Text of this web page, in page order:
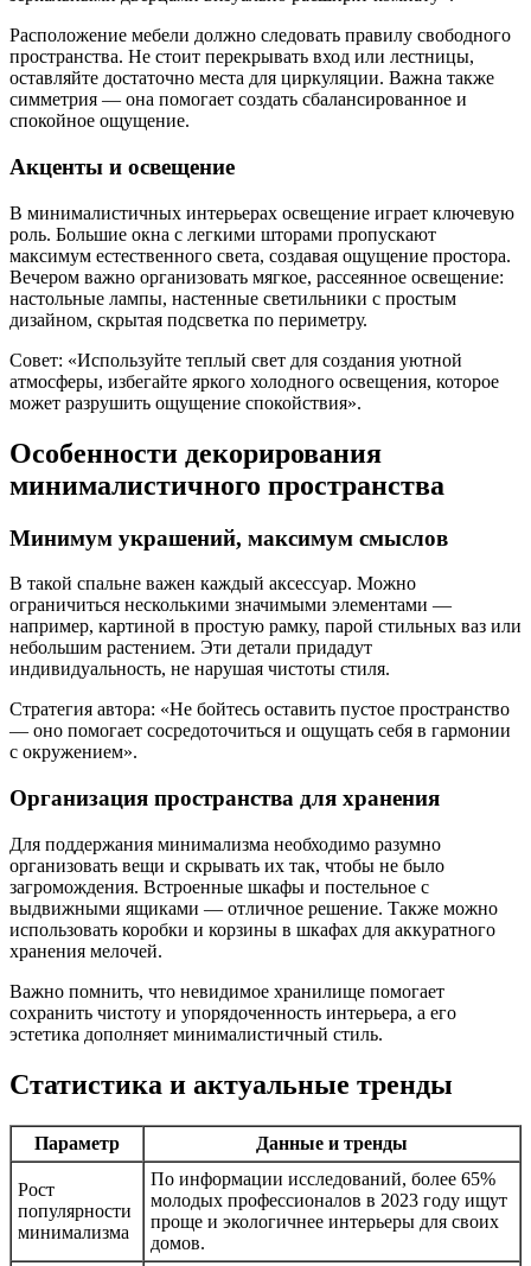
Расположение мебели должно следовать правилу свободного
пространства. Не стоит перекрывать вход или лестницы,
оставляйте достаточно места для циркуляции. Важна также
симметрия — она помогает создать сбалансированное и
спокойное ощущение.
Акценты и освещение
В минималистичных интерьерах освещение играет ключевую
роль. Большие окна с легкими шторами пропускают
максимум естественного света, создавая ощущение простора.
Вечером важно организовать мягкое, рассеянное освещение:
настольные лампы, настенные светильники с простым
дизайном, скрытая подсветка по периметру.
Совет: «Используйте теплый свет для создания уютной
атмосферы, избегайте яркого холодного освещения, которое
может разрушить ощущение спокойствия».
Особенности декорирования
минималистичного пространства
Минимум украшений, максимум смыслов
В такой спальне важен каждый аксессуар. Можно
ограничиться несколькими значимыми элементами —
например, картиной в простую рамку, парой стильных ваз или
небольшим растением. Эти детали придадут
индивидуальность, не нарушая чистоты стиля.
Стратегия автора: «Не бойтесь оставить пустое пространство
— оно помогает сосредоточиться и ощущать себя в гармонии
с окружением».
Организация пространства для хранения
Для поддержания минимализма необходимо разумно
организовать вещи и скрывать их так, чтобы не было
загромождения. Встроенные шкафы и постельное с
выдвижными ящиками — отличное решение. Также можно
использовать коробки и корзины в шкафах для аккуратного
хранения мелочей.
Важно помнить, что невидимое хранилище помогает
сохранить чистоту и упорядоченность интерьера, а его
эстетика дополняет минималистичный стиль.
Статистика и актуальные тренды
Параметр Данные и тренды
Рост
популярности
минимализма
По информации исследований, более 65%
молодых профессионалов в 2023 году ищут
проще и экологичнее интерьеры для своих
домов.